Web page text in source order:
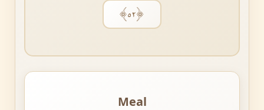
﴿٥٢﴾
Meal